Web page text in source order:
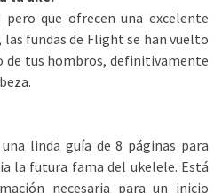
que ofrecen una excelente
fundas de Flight se han vuelto
de tus hombros, definitivamente
linda guía de 8 páginas para
la futura fama del ukelele. Está
necesaria para un inicio